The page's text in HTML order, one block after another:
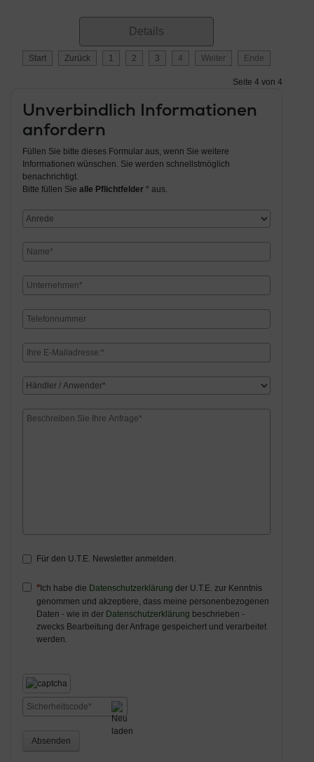
Details
Start Zurück 1 2 3 4 Weiter Ende
Seite 4 von 4
Unverbindlich Informationen
anfordern
Füllen Sie bitte dieses Formular aus, wenn Sie weitere
Informationen wünschen. Sie werden schnellstmöglich
benachrichtigt.
Bitte füllen Sie alle Pflichtfelder * aus.
Für den U.T.E. Newsletter anmelden.
Ich habe die Datenschutzerklärung der U.T.E. zur Kenntnis
genommen und akzeptiere, dass meine personenbezogenen
Daten - wie in der Datenschutzerklärung beschrieben -
zwecks Bearbeitung der Anfrage gespeichert und verarbeitet
werden.
Absenden